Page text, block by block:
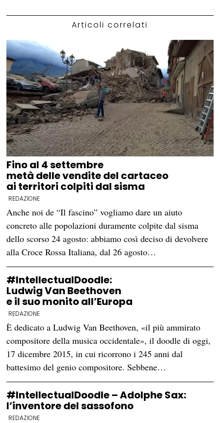
Articoli correlati
Fino al 4 settembre
metà delle vendite del cartaceo
ai territori colpiti dal sisma
REDAZIONE
Anche noi de “Il fascino” vogliamo dare un aiuto
concreto alle popolazioni duramente colpite dal sisma
dello scorso 24 agosto: abbiamo così deciso di devolvere
alla Croce Rossa Italiana, dal 26 agosto…
#IntellectualDoodle:
Ludwig Van Beethoven
e il suo monito all’Europa
REDAZIONE
È dedicato a Ludwig Van Beethoven, «il più ammirato
compositore della musica occidentale», il doodle di oggi,
17 dicembre 2015, in cui ricorrono i 245 anni dal
battesimo del genio compositore. Sebbene…
#IntellectualDoodle – Adolphe Sax:
l’inventore del sassofono
REDAZIONE